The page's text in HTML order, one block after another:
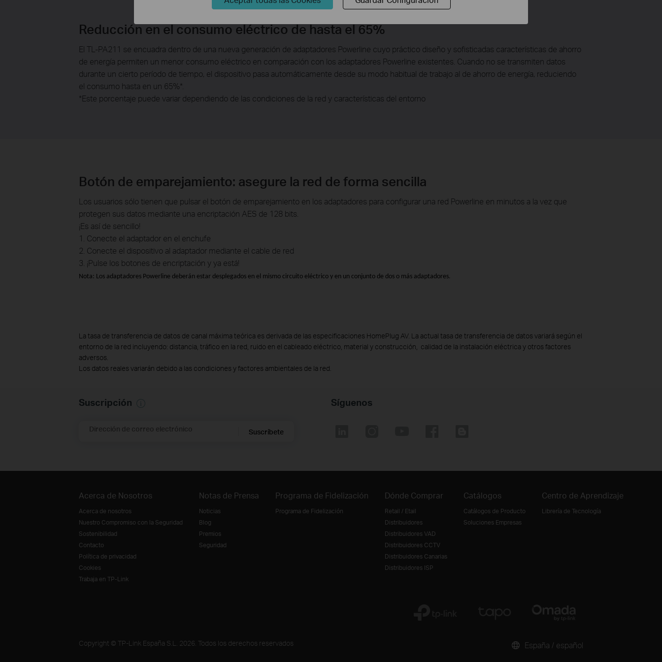
Reducción en el consumo eléctrico de hasta el 65%
El TL-PA211 se encuadra dentro de una nueva generación de adaptadores Powerline cuyo práctico diseño y sofisticadas características de ahorro
de energía permiten un menor consumo eléctrico en comparación con los adaptadores Powerline existentes. Cuando no se transmiten datos
durante un cierto período de tiempo, el dispositivo pasa automáticamente desde su modo habitual de trabajo al de ahorro de energía, reduciendo
el consumo hasta en un 65%*.
*Este porcentaje puede variar dependiendo de las condiciones de la red y características del entorno
Botón de emparejamiento: asegure la red de forma sencilla
Los usuarios sólo tienen que pulsar el botón de emparejamiento en los adaptadores para configurar una red Powerline en minutos a la vez que
protegen sus datos mediante una encriptación AES de 128 bits.
¡Es así de sencillo!
1. Conecte el adaptador en el enchufe
2. Conecte el dispositivo al adaptador mediante el cable de red
3. ¡Pulse los botones de encriptación y ya está!
Nota: Los adaptadores Powerline deberán estar desplegados en el mismo circuito eléctrico y en un conjunto de dos o más adaptadores.
La tasa de transferencia de datos de canal máxima teórica es derivada de las especificaciones HomePlug AV. La actual tasa de transferencia de datos variará según el
entorno de la red incluyendo: distancia, tráfico en la red, ruido en el cableado eléctrico, material y construcción, calidad de la instalación eléctrica y otros factores
adversos.
Los datos reales variarán debido a las condiciones y factores ambientales de la red.
Suscripción
Dirección de correo electrónico Suscríbete
Síguenos
Acerca de Nosotros
Acerca de nosotros
Nuestro Compromiso con la Seguridad
Sostenibilidad
Contacto
Política de privacidad
Cookies
Trabaja en TP-Link
Notas de Prensa
Noticias
Blog
Premios
Seguridad
Programa de Fidelización
Programa de Fidelización
Dónde Comprar
Retail / Etail
Distribuidores
Distribuidores VAD
Distribuidores CCTV
Distribuidores Canarias
Distribuidores ISP
Catálogos
Catálogos de Producto
Soluciones Empresas
Centro de Aprendizaje
Librería de Tecnología
Copyright © TP-Link España S.L. 2026. Todos los derechos reservados España / español